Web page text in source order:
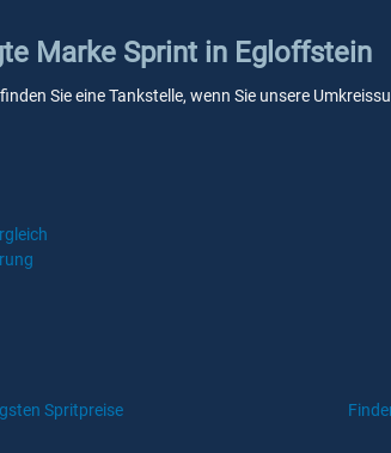
Marke Sprint in Egloffstein
Sie eine Tankstelle, wenn Sie unsere
Spritpreise